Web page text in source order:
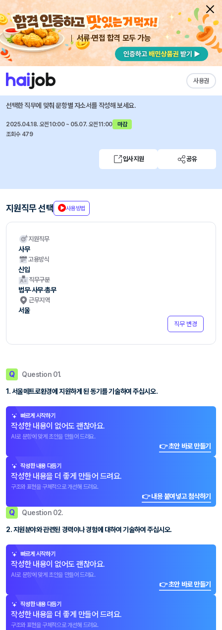
서류·면접 합격 모두 가능
사용권
채용공고 자소서 자유항목 자소서 내 작성목록
(주)서울메트로환경
2025년 상반기 사무직 공개채용 모집공고 [5급 사원]
선택한 직무에 맞춰 문항별 자소서를 작성해 보세요.
2025.04.18. 오전10:00 ~ 05.07. 오전11:00
마감
조회수 479
입사지원 공유
지원직무 선택 사용방법
지원직무
사무
고용방식
신입
직무구분
법무·사무·총무
근무지역
서울
직무 변경
Q Question 01.
1. 서울메트로환경에 지원하게 된 동기를 기술하여 주십시오.
빠르게 시작하기
작성한 내용이 없어도 괜찮아요.
AI로 문항에 맞게 초안을 만들어 드려요.
👉 초안 바로 만들기
작성한 내용 다듬기
작성한 내용을 더 좋게 만들어 드려요.
구조와 표현을 구체적으로 개선해 드려요.
👉 내용 붙여넣고 첨삭하기
Q Question 02.
2. 지원분야와 관련된 경력이나 경험에 대하여 기술하여 주십시오.
빠르게 시작하기
작성한 내용이 없어도 괜찮아요.
AI로 문항에 맞게 초안을 만들어 드려요.
👉 초안 바로 만들기
작성한 내용 다듬기
작성한 내용을 더 좋게 만들어 드려요.
구조와 표현을 구체적으로 개선해 드려요.